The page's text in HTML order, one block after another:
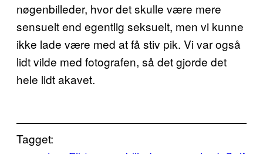
nøgenbilleder, hvor det skulle være mere
sensuelt end egentlig seksuelt, men vi kunne
ikke lade være med at få stiv pik. Vi var også
lidt vilde med fotografen, så det gjorde det
hele lidt akavet.
Tagget: